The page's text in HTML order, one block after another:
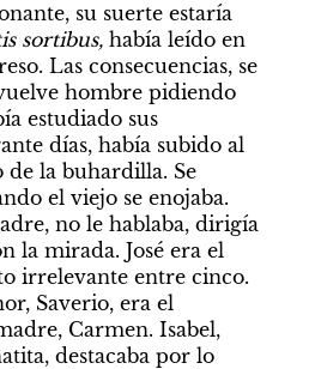
su suerte estaría
sortibus, había leído en
Las consecuencias, se
hombre pidiendo
estudiado sus
días, había subido al
de la buhardilla. Se
el viejo se enojaba.
no le hablaba, dirigía
la mirada. José era el
irrelevante entre cinco.
Saverio, era el
Carmen. Isabel,
destacaba por lo